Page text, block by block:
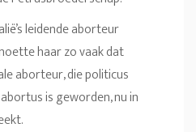
leidende aborteur
haar zo vaak dat
aborteur, die politicus
is geworden, nu in